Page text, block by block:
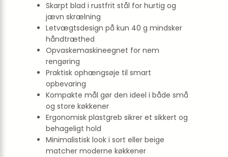
Skarpt blad i rustfrit stål for hurtig og
jævn skrælning
Letvægtsdesign på kun 40 g mindsker
håndtræthed
Opvaskemaskineegnet for nem
rengøring
Praktisk ophængsøje til smart
opbevaring
Kompakte mål gør den ideel i både små
og store køkkener
Ergonomisk plastgreb sikrer et sikkert og
behageligt hold
Minimalistisk look i sort eller beige
matcher moderne køkkener